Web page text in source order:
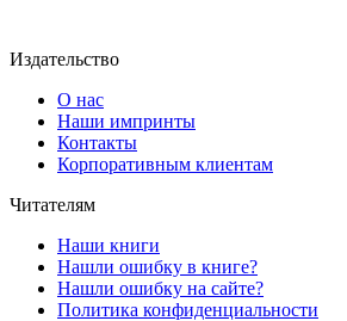
Издательство
О нас
Наши импринты
Контакты
Корпоративным клиентам
Читателям
Наши книги
Нашли ошибку в книге?
Нашли ошибку на сайте?
Политика конфиденциальности